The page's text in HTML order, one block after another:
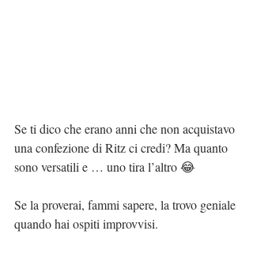
Se ti dico che erano anni che non acquistavo
una confezione di Ritz ci credi? Ma quanto
sono versatili e … uno tira l’altro 😂
Se la proverai, fammi sapere, la trovo geniale
quando hai ospiti improvvisi.